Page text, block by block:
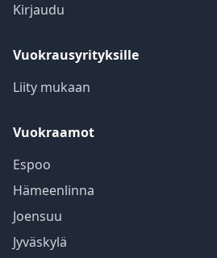
Kirjaudu
Vuokrausyrityksille
Liity mukaan
Vuokraamot
Espoo
Hämeenlinna
Joensuu
Jyväskylä